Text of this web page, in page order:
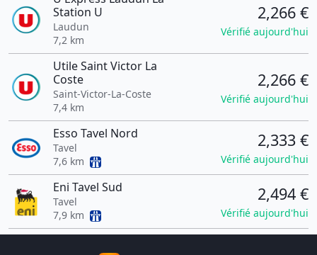
Station U
Laudun
7,2 km
2,266 €
Vérifié aujourd'hui
Utile Saint Victor La
Coste
Saint-Victor-La-Coste
7,4 km
2,266 €
Vérifié aujourd'hui
Esso Tavel Nord
Tavel
7,6 km
2,333 €
Vérifié aujourd'hui
Eni Tavel Sud
Tavel
7,9 km
2,494 €
Vérifié aujourd'hui